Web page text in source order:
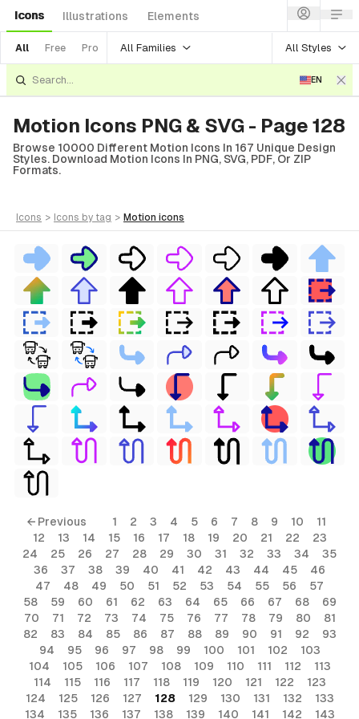
Icons Illustrations Elements
All Free Pro All Families All Styles
EN
Motion Icons PNG & SVG - Page 128
Browse 10000 Different Motion Icons In 167 Unique Design
Styles. Download Motion Icons In PNG, SVG, PDF, Or ZIP
Formats.
icons > icons by tag > motion icons
← Previous 1 2 3 4 5 6 7 8 9 10
11
12
13 14 15 16 17 18 19 20 21 22
23
24
25 26 27 28 29 30 31 32 33 34
35
36
37 38 39 40 41 42 43 44 45
46
47
48 49 50 51 52 53 54 55 56
57
58
59 60 61 62 63 64 65 66 67 68
69
70
71 72 73 74 75 76 77 78 79 80
81
82
83 84 85 86 87 88 89 90 91 92
93
94
95 96 97 98 99 100 101 102
103
104
105 106 107 108 109 110 111 112
113
114
115 116 117 118 119 120 121 122
123
124
125 126 127 128 129 130 131 132
133
134
135 136 137 138 139 140 141 142 143